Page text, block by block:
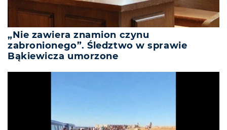
„Nie zawiera znamion czynu
zabronionego”. Śledztwo w sprawie
Bąkiewicza umorzone